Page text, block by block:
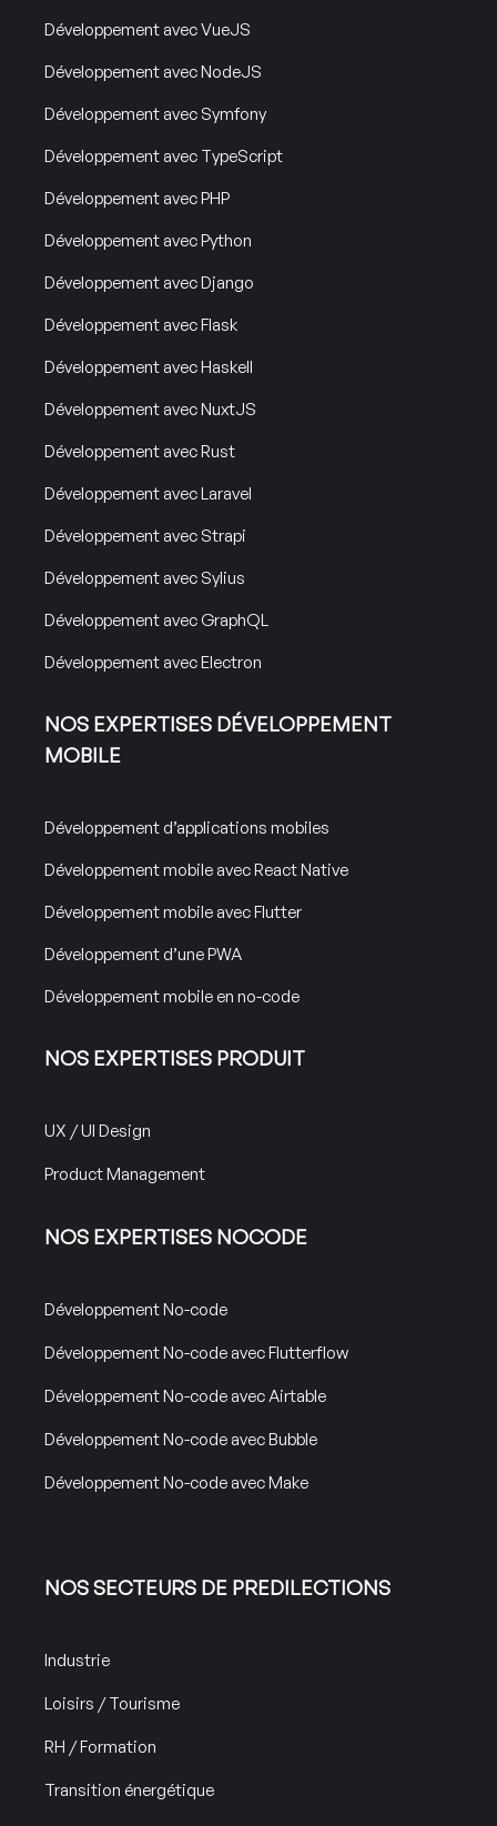
Développement avec VueJS
Développement avec NodeJS
Développement avec Symfony
Développement avec TypeScript
Développement avec PHP
Développement avec Python
Développement avec Django
Développement avec Flask
Développement avec Haskell
Développement avec NuxtJS
Développement avec Rust
Développement avec Laravel
Développement avec Strapi
Développement avec Sylius
Développement avec GraphQL
Développement avec Electron
NOS EXPERTISES DÉVELOPPEMENT
MOBILE
Développement d’applications mobiles
Développement mobile avec React Native
Développement mobile avec Flutter
Développement d’une PWA
Développement mobile en no-code
NOS EXPERTISES PRODUIT
UX / UI Design
Product Management
NOS EXPERTISES NOCODE
Développement No-code
Développement No-code avec Flutterflow
Développement No-code avec Airtable
Développement No-code avec Bubble
Développement No-code avec Make
NOS SECTEURS DE PREDILECTIONS
Industrie
Loisirs / Tourisme
RH / Formation
Transition énergétique